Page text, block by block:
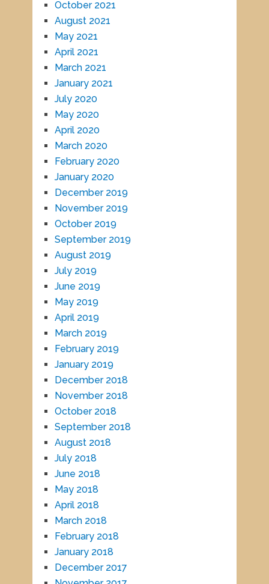
October 2021
August 2021
May 2021
April 2021
March 2021
January 2021
July 2020
May 2020
April 2020
March 2020
February 2020
January 2020
December 2019
November 2019
October 2019
September 2019
August 2019
July 2019
June 2019
May 2019
April 2019
March 2019
February 2019
January 2019
December 2018
November 2018
October 2018
September 2018
August 2018
July 2018
June 2018
May 2018
April 2018
March 2018
February 2018
January 2018
December 2017